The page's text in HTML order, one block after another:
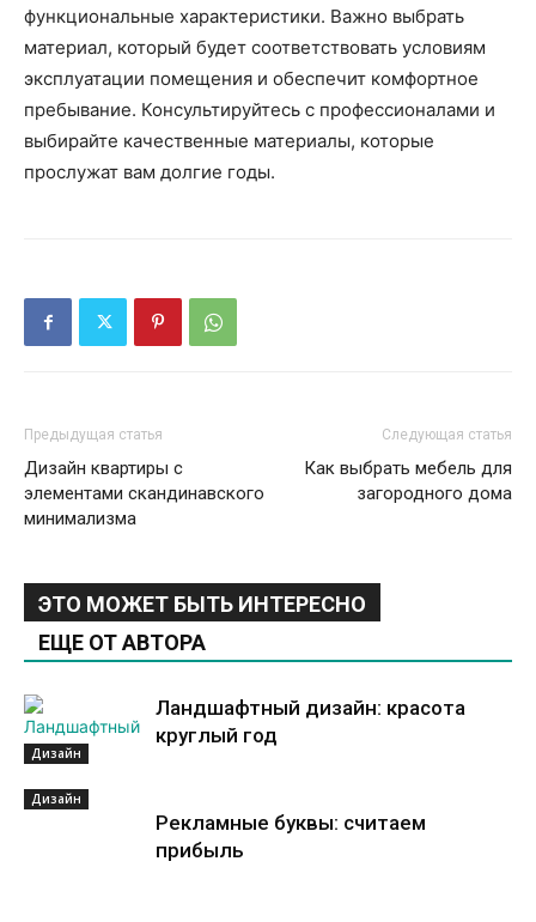
функциональные характеристики. Важно выбрать
материал, который будет соответствовать условиям
эксплуатации помещения и обеспечит комфортное
пребывание. Консультируйтесь с профессионалами и
выбирайте качественные материалы, которые
прослужат вам долгие годы.
Предыдущая статья
Дизайн квартиры с
элементами скандинавского
минимализма
Следующая статья
Как выбрать мебель для
загородного дома
ЭТО МОЖЕТ БЫТЬ ИНТЕРЕСНО
ЕЩЕ ОТ АВТОРА
Дизайн
Ландшафтный дизайн: красота
круглый год
Дизайн
Рекламные буквы: считаем
прибыль